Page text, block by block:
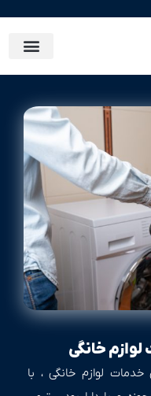
خانگی
لوازم خانگی ، با